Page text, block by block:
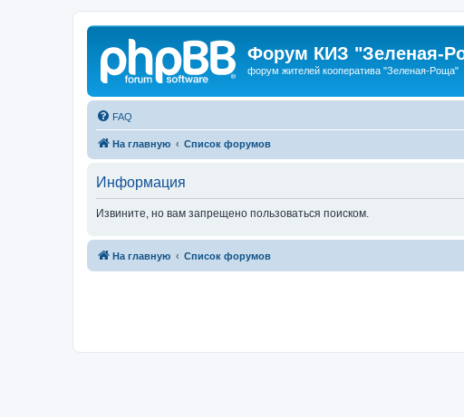
Форум КИЗ "Зеленая-
форум жителей кооператива "Зеленая-Роща"
FAQ
На главную Список форумов
Информация
Извините, но вам запрещено пользоваться поиском.
На главную Список форумов